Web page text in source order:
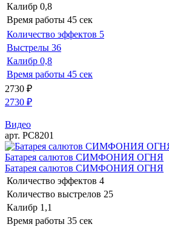
Калибр 0,8
Время работы 45 сек
Количество эффектов 5
Выстрелы 36
Калибр 0,8
Время работы 45 сек
2730 ₽
2730 ₽
Видео
арт. РС8201
Батарея салютов СИМФОНИЯ ОГНЯ
Батарея салютов СИМФОНИЯ ОГНЯ
Количество эффектов 4
Количество выстрелов 25
Калибр 1,1
Время работы 35 сек